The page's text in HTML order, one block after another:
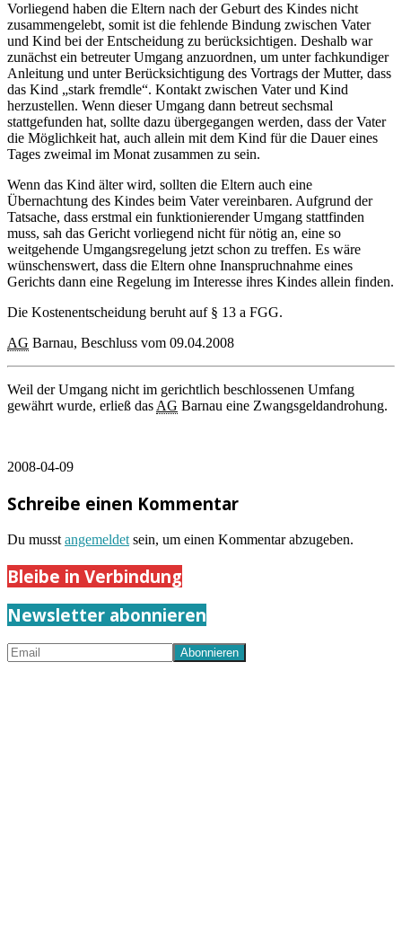
Vorliegend haben die Eltern nach der Geburt des Kindes nicht
zusammengelebt, somit ist die fehlende Bindung zwischen Vater
und Kind bei der Entscheidung zu berücksichtigen. Deshalb war
zunächst ein betreuter Umgang anzuordnen, um unter fachkundiger
Anleitung und unter Berücksichtigung des Vortrags der Mutter, dass
das Kind „stark fremdle“. Kontakt zwischen Vater und Kind
herzustellen. Wenn dieser Umgang dann betreut sechsmal
stattgefunden hat, sollte dazu übergegangen werden, dass der Vater
die Möglichkeit hat, auch allein mit dem Kind für die Dauer eines
Tages zweimal im Monat zusammen zu sein.
Wenn das Kind älter wird, sollten die Eltern auch eine
Übernachtung des Kindes beim Vater vereinbaren. Aufgrund der
Tatsache, dass erstmal ein funktionierender Umgang stattfinden
muss, sah das Gericht vorliegend nicht für nötig an, eine so
weitgehende Umgangsregelung jetzt schon zu treffen. Es wäre
wünschenswert, dass die Eltern ohne Inanspruchnahme eines
Gerichts dann eine Regelung im Interesse ihres Kindes allein finden.
Die Kostenentscheidung beruht auf § 13 a FGG.
AG Barnau, Beschluss vom 09.04.2008
Weil der Umgang nicht im gerichtlich beschlossenen Umfang
gewährt wurde, erließ dasAG Barnau eine Zwangsgeldandrohung.
2008-04-09
Schreibe einen Kommentar
Du musst angemeldet sein, um einen Kommentar abzugeben.
Bleibe in Verbindung
Newsletter abonnieren